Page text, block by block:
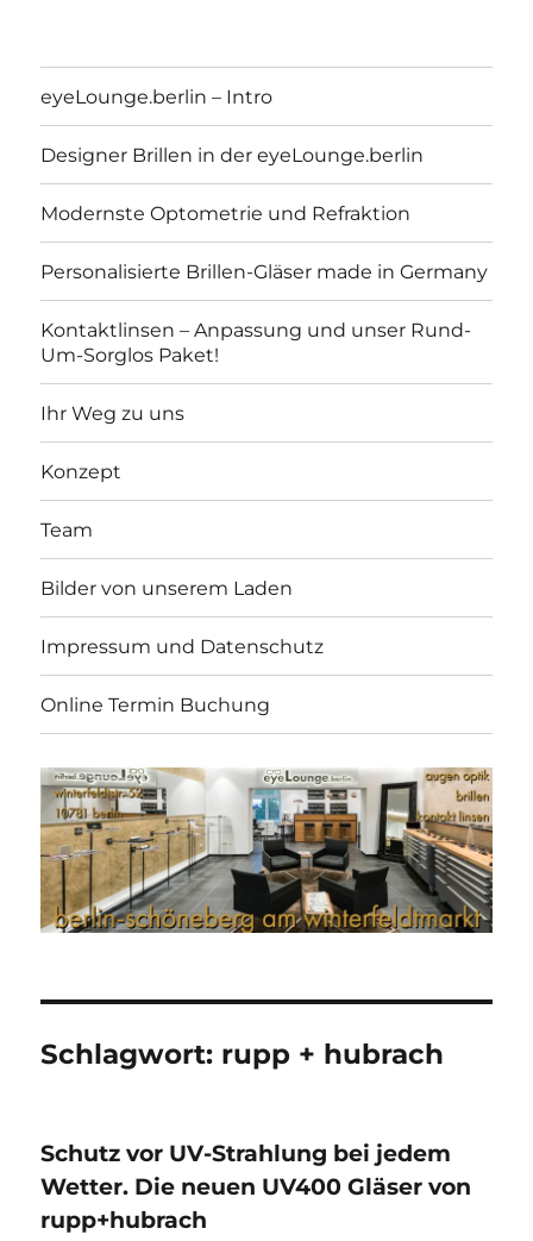
eyeLounge.berlin
eyeLounge.berlin – Intro
Designer Brillen in der eyeLounge.berlin
Modernste Optometrie und Refraktion
Personalisierte Brillen-Gläser made in Germany
Kontaktlinsen – Anpassung und unser Rund-
Um-Sorglos Paket!
Ihr Weg zu uns
Konzept
Team
Bilder von unserem Laden
Impressum und Datenschutz
Online Termin Buchung
Schlagwort: rupp + hubrach
Schutz vor UV-Strahlung bei jedem
Wetter. Die neuen UV400 Gläser von
rupp+hubrach